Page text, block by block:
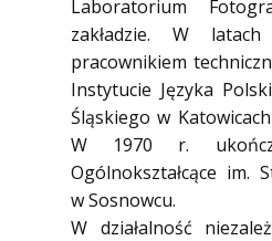
Laboratorium
zakładzie. W latach
pracownikiem
Instytucie Języka
Śląskiego w
W 1970 r.
Ogólnokształcące im.
w Sosnowcu.
W działalność